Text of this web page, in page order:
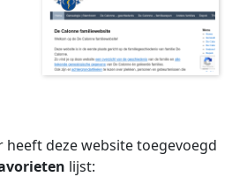
heeft deze website toegevoegd
lijst: